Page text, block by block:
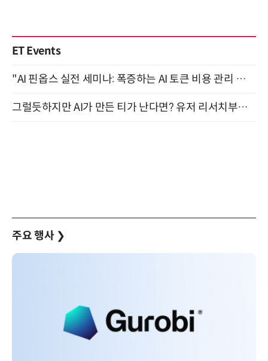
ET Events
"AI 핀옵스 실전 세미나: 폭증하는 AI 토큰 비용 관리 전략" 8월 21일 개최
그럴듯하지만 AI가 만든 티가 난다면? 유저 리서치부터 배포까지! (9/15)
주요 행사 ❯